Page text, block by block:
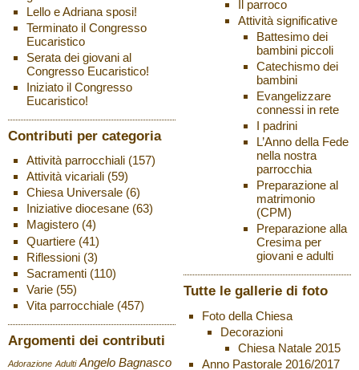
Lello e Adriana sposi!
Terminato il Congresso
Eucaristico
Serata dei giovani al
Congresso Eucaristico!
Iniziato il Congresso
Eucaristico!
Contributi per categoria
Attività parrocchiali(157)
Attività vicariali(59)
Chiesa Universale(6)
Iniziative diocesane(63)
Magistero(4)
Quartiere(41)
Riflessioni(3)
Sacramenti(110)
Varie(55)
Vita parrocchiale(457)
Argomenti dei contributi
Adorazione Adulti Angelo Bagnasco
Il parroco
Attività significative
Battesimo dei
bambini piccoli
Catechismo dei
bambini
Evangelizzare
connessi in rete
I padrini
L’Anno della Fede
nella nostra
parrocchia
Preparazione al
matrimonio
(CPM)
Preparazione alla
Cresima per
giovani e adulti
Tutte le gallerie di foto
Foto della Chiesa
Decorazioni
Chiesa Natale 2015
Anno Pastorale 2016/2017